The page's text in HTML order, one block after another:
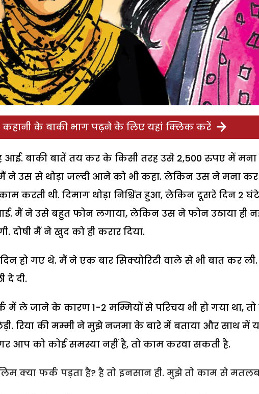
कहानी के बाकी भाग पढ़ने के लिए यहां क्लिक करें
बाकी बातें तय कर के किसी तरह उसे 2,500 रुपए में मना
ने उस से थोड़ा जल्दी आने को भी कहा. लेकिन उस ने मना कर
करती थी. दिमाग थोड़ा निश्चिंत हुआ, लेकिन दूसरे दिन 2
मैं ने उसे बहुत फोन लगाया, लेकिन उस ने फोन उठाया ही
दोषी मैं ने खुद को ही करार दिया.
हो गए थे. मैं ने एक बार सिक्योरिटी वाले से भी बात कर
दे दी.
में ले जाने के कारण 1-2 मम्मियों से परिचय भी हो गया था,
रिया की मम्मी ने मुझे नजमा के बारे में बताया और साथ में
आप को कोई समस्या नहीं है, तो काम करवा सकती है.
क्या फर्क पड़ता है? है तो इनसान ही. मुझे तो काम से मतलब